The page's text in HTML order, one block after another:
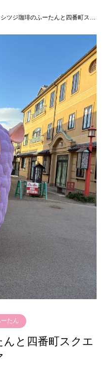
シツジ珈琲のふーたんと四番町スクエア
たん
と四番町スクエ